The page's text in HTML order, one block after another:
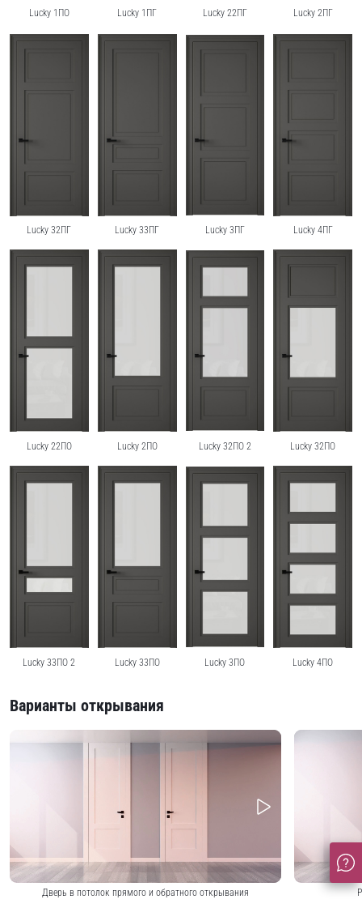
Lucky 1ПО Lucky 1ПГ Lucky 22ПГ Lucky 2ПГ
Lucky 32ПГ Lucky 33ПГ Lucky 3ПГ Lucky 4ПГ
Lucky 22ПО Lucky 2ПО Lucky 32ПО 2 Lucky 32ПО
Lucky 33ПО 2 Lucky 33ПО Lucky 3ПО Lucky 4ПО
Варианты открывания
Дверь в потолок прямого и обратного открывания